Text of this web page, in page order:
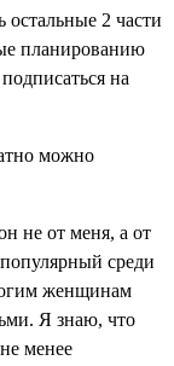
2 части
планированию
на
можно
не от меня, а от
среди
женщинам
Я знаю, что
менее